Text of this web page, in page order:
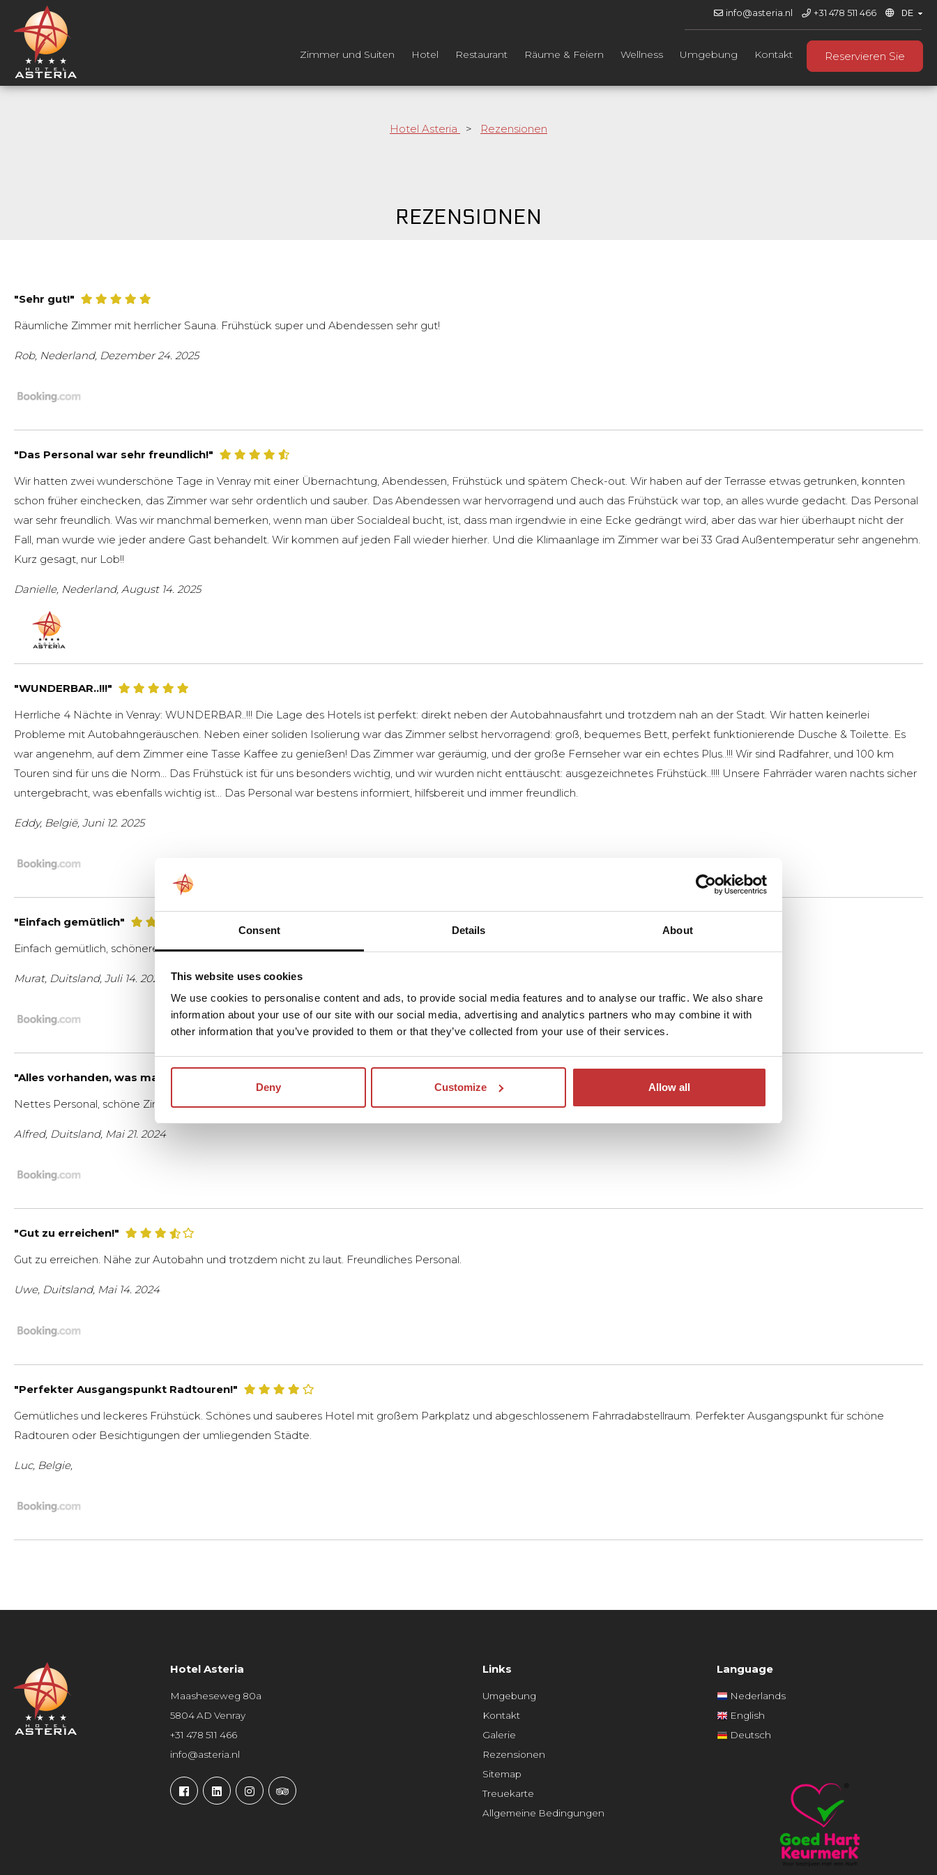
Consent Details About
This website uses cookies
We use cookies to personalise content and ads, to provide social media features and to analyse our traffic. We also share
information about your use of our site with our social media, advertising and analytics partners who may combine it with
other information that you’ve provided to them or that they’ve collected from your use of their services.
Deny Customize Allow all
info@asteria.nl +31 478 511 466
Zimmer und Suiten Hotel Restaurant Räume & Feiern Wellness Umgebung Kontakt Reservieren Sie
Hotel Asteria > Rezensionen
REZENSIONEN
"Sehr gut!"
Räumliche Zimmer mit herrlicher Sauna. Frühstück super und Abendessen sehr gut!
Rob, Nederland, Dezember 24. 2025
"Das Personal war sehr freundlich!"
Wir hatten zwei wunderschöne Tage in Venray mit einer Übernachtung, Abendessen, Frühstück und spätem Check-out. Wir haben auf der Terrasse etwas getrunken, konnten
schon früher einchecken, das Zimmer war sehr ordentlich und sauber. Das Abendessen war hervorragend und auch das Frühstück war top, an alles wurde gedacht. Das Personal
war sehr freundlich. Was wir manchmal bemerken, wenn man über Socialdeal bucht, ist, dass man irgendwie in eine Ecke gedrängt wird, aber das war hier überhaupt nicht der
Fall, man wurde wie jeder andere Gast behandelt. Wir kommen auf jeden Fall wieder hierher. Und die Klimaanlage im Zimmer war bei 33 Grad Außentemperatur sehr angenehm.
Kurz gesagt, nur Lob!!
Danielle, Nederland, August 14. 2025
"WUNDERBAR..!!!"
Herrliche 4 Nächte in Venray: WUNDERBAR..!!! Die Lage des Hotels ist perfekt: direkt neben der Autobahnausfahrt und trotzdem nah an der Stadt. Wir hatten keinerlei
Probleme mit Autobahngeräuschen. Neben einer soliden Isolierung war das Zimmer selbst hervorragend: groß, bequemes Bett, perfekt funktionierende Dusche & Toilette. Es
war angenehm, auf dem Zimmer eine Tasse Kaffee zu genießen! Das Zimmer war geräumig, und der große Fernseher war ein echtes Plus..!!! Wir sind Radfahrer, und 100 km
Touren sind für uns die Norm... Das Frühstück ist für uns besonders wichtig, und wir wurden nicht enttäuscht: ausgezeichnetes Frühstück..!!!! Unsere Fahrräder waren nachts sicher
untergebracht, was ebenfalls wichtig ist... Das Personal war bestens informiert, hilfsbereit und immer freundlich.
Eddy, België, Juni 12. 2025
"Einfach gemütlich"
Einfach gemütlich, schönere Lage. Lage, Sauberkeit und Personal alle sehr gut.
Murat, Duitsland, Juli 14. 2024
"Alles vorhanden, was man so braucht. "
Nettes Personal, schöne Zimmer. Alles vorhanden, was man so braucht. Fahrräder konnten in einem gedeckten Unterstand platziert werden
Alfred, Duitsland, Mai 21. 2024
"Gut zu erreichen!"
Gut zu erreichen. Nähe zur Autobahn und trotzdem nicht zu laut. Freundliches Personal.
Uwe, Duitsland, Mai 14. 2024
"Perfekter Ausgangspunkt Radtouren!"
Gemütliches und leckeres Frühstück. Schönes und sauberes Hotel mit großem Parkplatz und abgeschlossenem Fahrradabstellraum. Perfekter Ausgangspunkt für schöne
Radtouren oder Besichtigungen der umliegenden Städte.
Luc, Belgie,
Hotel Asteria
Maasheseweg 80a
5804 AD Venray
+31 478 511 466
info@asteria.nl
Links
Umgebung
Kontakt
Galerie
Rezensionen
Sitemap
Treuekarte
Allgemeine Bedingungen
Language
Nederlands
English
Deutsch